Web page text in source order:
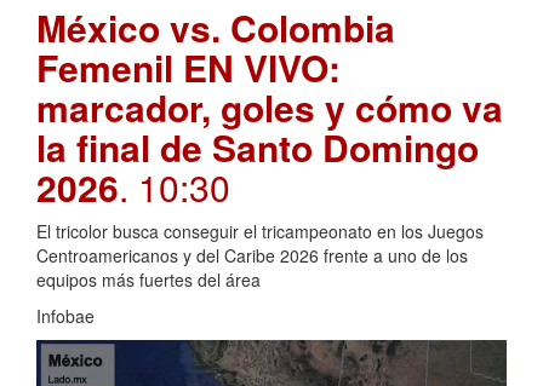
México vs. Colombia
Femenil EN VIVO:
marcador, goles y cómo va
la final de Santo Domingo
2026. 10:30
El tricolor busca conseguir el tricampeonato en los Juegos
Centroamericanos y del Caribe 2026 frente a uno de los
equipos más fuertes del área
Infobae